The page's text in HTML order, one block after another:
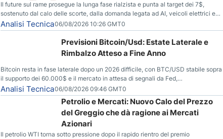
Il future sul rame prosegue la lunga fase rialzista e punta al target dei 7$,
sostenuto dal calo delle scorte, dalla domanda legata ad AI, veicoli elettrici e
reti energetiche, e dai timori di deficit produttivo dal 2028.
Analisi Tecnica06/08/2026 10:26 GMT0
Previsioni Bitcoin/Usd: Estate Laterale e
Rimbalzo Atteso a Fine Anno
Bitcoin resta in fase laterale dopo un 2026 difficile, con BTC/USD stabile sopra
il supporto dei 60.000$ e il mercato in attesa di segnali da Fed,
regolamentazione USA ed elezioni di medio termine.
Analisi Tecnica06/08/2026 09:46 GMT0
Petrolio e Mercati: Nuovo Calo del Prezzo
del Greggio che dà ragione ai Mercati
Azionari
Il petrolio WTI torna sotto pressione dopo il rapido rientro del premio